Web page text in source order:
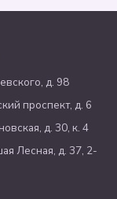
д. 98
проспект, д. 6
д. 30, к. 4
Лесная, д. 37, 2-